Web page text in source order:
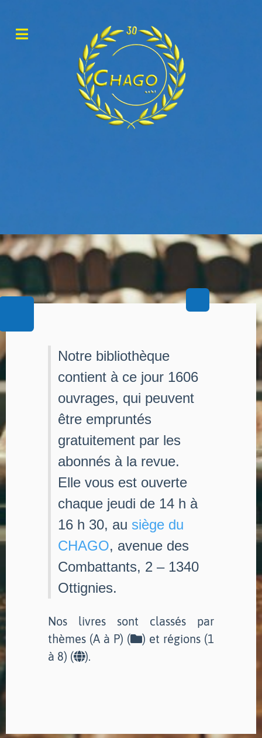
Notre bibliothèque
contient à ce jour 1606
ouvrages, qui peuvent
être empruntés
gratuitement par les
abonnés à la revue.
Elle vous est ouverte
chaque jeudi de 14 h à
16 h 30, au siège du
CHAGO, avenue des
Combattants, 2 – 1340
Ottignies.
Nos livres sont classés par
thèmes (A à P) (
) et régions (1
à 8) (
).